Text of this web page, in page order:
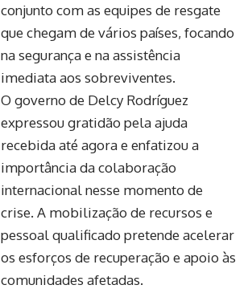
conjunto com as equipes de resgate
que chegam de vários países, focando
na segurança e na assistência
imediata aos sobreviventes.
O governo de Delcy Rodríguez
expressou gratidão pela ajuda
recebida até agora e enfatizou a
importância da colaboração
internacional nesse momento de
crise. A mobilização de recursos e
pessoal qualificado pretende acelerar
os esforços de recuperação e apoio às
comunidades afetadas.